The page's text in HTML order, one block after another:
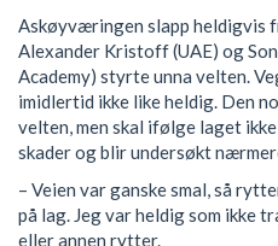
Askøyværingen slapp heldigvis
Alexander Kristoff (UAE) og
Academy) styrte unna velten.
imidlertid ikke like heldig. Den
velten, men skal ifølge laget
skader og blir undersøkt
– Veien var ganske smal, så
på lag. Jeg var heldig som ikke
eller annen rytter.